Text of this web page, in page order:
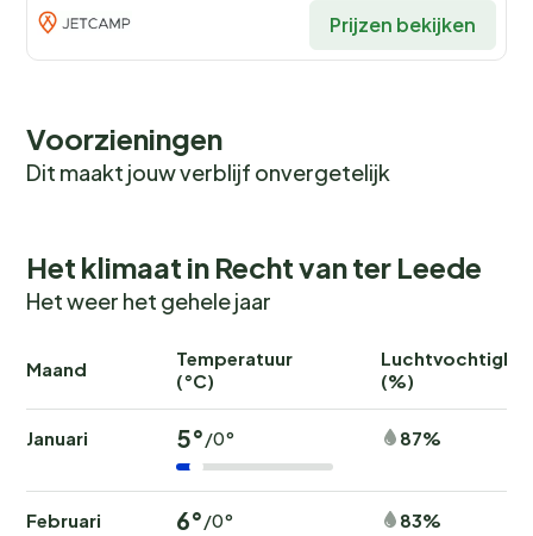
Prijzen bekijken
Voorzieningen
Dit maakt jouw verblijf onvergetelijk
Het klimaat in Recht van ter Leede
Het weer het gehele jaar
Maand
Temperatuur
(°C)
(%)
Januari 5°/0° 87%
Februari 6°/0° 83%